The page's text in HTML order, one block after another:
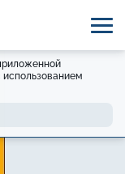
использованием